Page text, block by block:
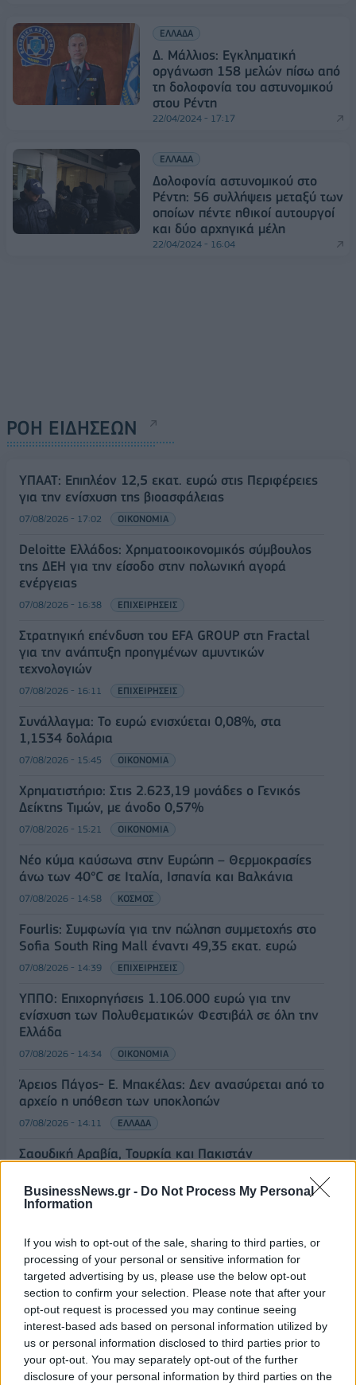
BusinessNews.gr - Do Not Process My Personal
Information
If you wish to opt-out of the sale, sharing to third parties, or
processing of your personal or sensitive information for
targeted advertising by us, please use the below opt-out
section to confirm your selection. Please note that after your
opt-out request is processed you may continue seeing
interest-based ads based on personal information utilized by
us or personal information disclosed to third parties prior to
your opt-out. You may separately opt-out of the further
disclosure of your personal information by third parties on the
ΕΛΛΑΔΑ
Δ. Μάλλιος: Εγκληματική
οργάνωση 158 μελών πίσω από
τη δολοφονία του αστυνομικού
στου Ρέντη
22/04/2024 - 17:17
ΕΛΛΑΔΑ
Δολοφονία αστυνομικού στο
Ρέντη: 56 συλλήψεις μεταξύ των
οποίων πέντε ηθικοί αυτουργοί
και δύο αρχηγικά μέλη
22/04/2024 - 16:04
ΡΟΗ ΕΙΔΗΣΕΩΝ
ΥΠΑΑΤ: Επιπλέον 12,5 εκατ. ευρώ στις Περιφέρειες
για την ενίσχυση της βιοασφάλειας
07/08/2026 - 17:02 ΟΙΚΟΝΟΜΙΑ
Deloitte Ελλάδος: Χρηματοοικονομικός σύμβουλος
της ΔΕΗ για την είσοδο στην πολωνική αγορά
ενέργειας
07/08/2026 - 16:38 ΕΠΙΧΕΙΡΗΣΕΙΣ
Στρατηγική επένδυση του EFA GROUP στη Fractal
για την ανάπτυξη προηγμένων αμυντικών
τεχνολογιών
07/08/2026 - 16:11 ΕΠΙΧΕΙΡΗΣΕΙΣ
Συνάλλαγμα: Το ευρώ ενισχύεται 0,08%, στα
1,1534 δολάρια
07/08/2026 - 15:45 ΟΙΚΟΝΟΜΙΑ
Χρηματιστήριο: Στις 2.623,19 μονάδες ο Γενικός
Δείκτης Τιμών, με άνοδο 0,57%
07/08/2026 - 15:21 ΟΙΚΟΝΟΜΙΑ
Νέο κύμα καύσωνα στην Ευρώπη – Θερμοκρασίες
άνω των 40°C σε Ιταλία, Ισπανία και Βαλκάνια
07/08/2026 - 14:58 ΚΟΣΜΟΣ
Fourlis: Συμφωνία για την πώληση συμμετοχής στο
Sofia South Ring Mall έναντι 49,35 εκατ. ευρώ
07/08/2026 - 14:39 ΕΠΙΧΕΙΡΗΣΕΙΣ
ΥΠΠΟ: Επιχορηγήσεις 1.106.000 ευρώ για την
ενίσχυση των Πολυθεματικών Φεστιβάλ σε όλη την
Ελλάδα
07/08/2026 - 14:34 ΟΙΚΟΝΟΜΙΑ
Άρειος Πάγος- Ε. Μπακέλας: Δεν ανασύρεται από το
αρχείο η υπόθεση των υποκλοπών
07/08/2026 - 14:11 ΕΛΛΑΔΑ
Σαουδική Αραβία, Τουρκία και Πακιστάν
07/08/2026 - 13:47 ΚΟΣΜΟΣ
ΔΗΜΟΦΙΛΗ